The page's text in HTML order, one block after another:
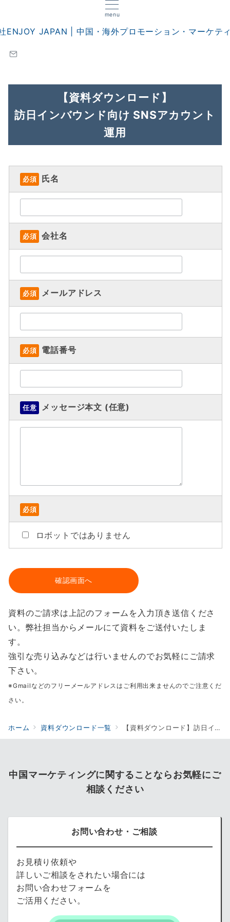
menu
【資料ダウンロード】
訪日インバウンド向け SNSアカウント
運用
必須 氏名
必須 会社名
必須 メールアドレス
必須 電話番号
任意 メッセージ本文 (任意)
必須
ロボットではありません
資料のご請求は上記のフォームを入力頂き送信くださ
い。弊社担当からメールにて資料をご送付いたしま
す。
強引な売り込みなどは行いませんのでお気軽にご請求
下さい。
※Gmailなどのフリーメールアドレスはご利用出来ませんのでご注意くだ
さい。
ホーム 資料ダウンロード一覧 【資料ダウンロード】訪日インバウンド向け SNSアカウント運用
中国マーケティングに関することならお気軽にご
相談ください
お問い合わせ・ご相談
お見積り依頼や
詳しいご相談をされたい場合には
お問い合わせフォームを
ご活用ください。